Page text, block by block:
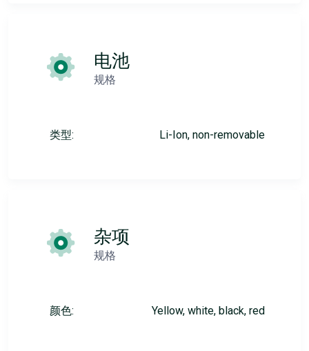
电池
规格
类型: Li-Ion, non-removable
杂项
规格
颜色: Yellow, white, black, red